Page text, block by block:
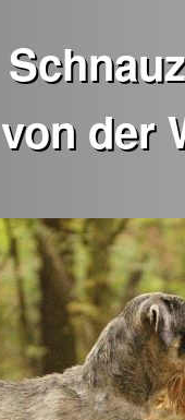
von der